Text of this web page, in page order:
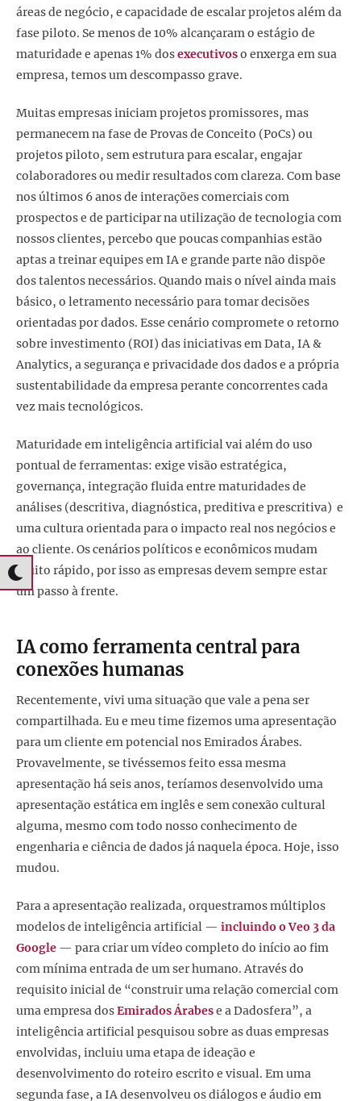
áreas de negócio, e capacidade de escalar projetos além da
fase piloto. Se menos de 10% alcançaram o estágio de
maturidade e apenas 1% dosexecutivoso enxerga em sua
empresa, temos um descompasso grave.
Muitas empresas iniciam projetos promissores, mas
permanecem na fase de Provas de Conceito (PoCs) ou
projetos piloto, sem estrutura para escalar, engajar
colaboradores ou medir resultados com clareza. Com base
nos últimos 6 anos de interações comerciais com
prospectos e de participar na utilização de tecnologia com
nossos clientes, percebo que poucas companhias estão
aptas a treinar equipes em IA e grande parte não dispõe
dos talentos necessários. Quando mais o nível ainda mais
básico, o letramento necessário para tomar decisões
orientadas por dados. Esse cenário compromete o retorno
sobre investimento (ROI) das iniciativas em Data, IA &
Analytics, a segurança e privacidade dos dados e a própria
sustentabilidade da empresa perante concorrentes cada
vez mais tecnológicos.
Maturidade em inteligência artificial vai além do uso
pontual de ferramentas: exige visão estratégica,
governança, integração fluida entre maturidades de
análises (descritiva, diagnóstica, preditiva e prescritiva) e
uma cultura orientada para o impacto real nos negócios e
ao cliente. Os cenários políticos e econômicos mudam
muito rápido, por isso as empresas devem sempre estar
um passo à frente.
IA como ferramenta central para
conexões humanas
Recentemente, vivi uma situação que vale a pena ser
compartilhada. Eu e meu time fizemos uma apresentação
para um cliente em potencial nos Emirados Árabes.
Provavelmente, se tivéssemos feito essa mesma
apresentação há seis anos, teríamos desenvolvido uma
apresentação estática em inglês e sem conexão cultural
alguma, mesmo com todo nosso conhecimento de
engenharia e ciência de dados já naquela época. Hoje, isso
mudou.
Para a apresentação realizada, orquestramos múltiplos
modelos de inteligência artificial — incluindo o Veo 3 da
Google — para criar um vídeo completo do início ao fim
com mínima entrada de um ser humano. Através do
requisito inicial de “construir uma relação comercial com
uma empresa dosEmirados Árabese a Dadosfera”, a
inteligência artificial pesquisou sobre as duas empresas
envolvidas, incluiu uma etapa de ideação e
desenvolvimento do roteiro escrito e visual. Em uma
segunda fase, a IA desenvolveu os diálogos e áudio em